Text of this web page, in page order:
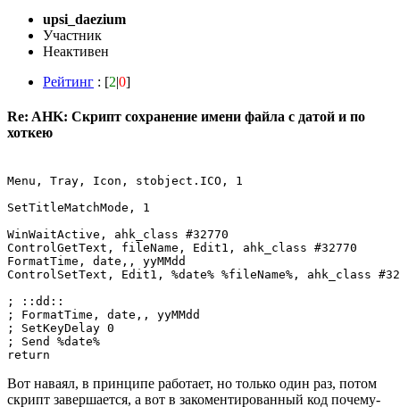
upsi_daezium
Участник
Неактивен
Рейтинг : [2|0]
Re: AHK: Скрипт сохранение имени файла с датой и по
хоткею
Menu, Tray, Icon, stobject.ICO, 1
SetTitleMatchMode, 1
WinWaitActive, ahk_class #32770
ControlGetText, fileName, Edit1, ahk_class #32770
FormatTime, date,, yyMMdd
ControlSetText, Edit1, %date% %fileName%, ahk_class
; ::dd::
; FormatTime, date,, yyMMdd
; SetKeyDelay 0
; Send %date%
Вот наваял, в принципе работает, но только один раз, потом
скрипт завершается, а вот в закоментированный код почему-